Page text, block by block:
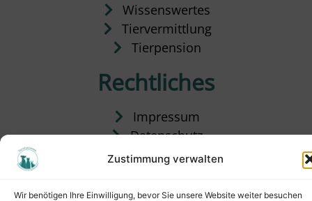
Zustimmung verwalten
Wir benötigen Ihre Einwilligung, bevor Sie unsere Website weiter besuchen
Wissenswertes
Tiervermittlung
Tierpension
Rechtliches
Impressum
Datenschutz
Satzung